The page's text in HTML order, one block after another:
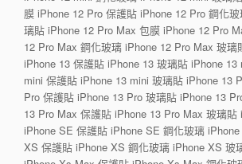
膜 iPhone 12 Pro 保護貼 iPhone 12 Pro 鋼化
璃貼 iPhone 12 Pro Max 包膜 iPhone 12 Pro
12 Pro Max 鋼化玻璃 iPhone 12 Pro Max 玻璃
iPhone 13 保護貼 iPhone 13 玻璃貼 iPhone
mini 保護貼 iPhone 13 mini 玻璃貼 iPhone 13
Pro 保護貼 iPhone 13 Pro 玻璃貼 iPhone 13
13 Pro Max 保護貼 iPhone 13 Pro Max 玻璃貼
iPhone SE 保護貼 iPhone SE 鋼化玻璃
XS 保護貼 iPhone XS 鋼化玻璃 iPhone XS 玻